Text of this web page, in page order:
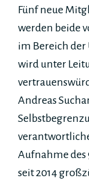
Fünf neue
werden beide
im Bereich
wird unter
Andreas
Aufnahme des
seit 2014